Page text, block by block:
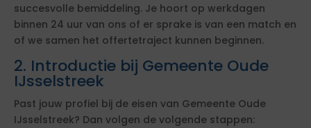
succesvolle bemiddeling. Je hoort op werkdagen
binnen 24 uur van ons of er sprake is van een match en
of we samen het offertetraject kunnen beginnen.
2. Introductie bij Gemeente Oude
IJsselstreek
Past jouw profiel bij de eisen van Gemeente Oude
IJsselstreek? Dan volgen de volgende stappen: